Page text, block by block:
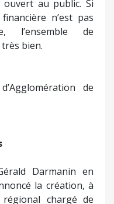
au public. Si
n’est pas
l’ensemble de
bien.
de
Darmanin en
la création, à
chargé de